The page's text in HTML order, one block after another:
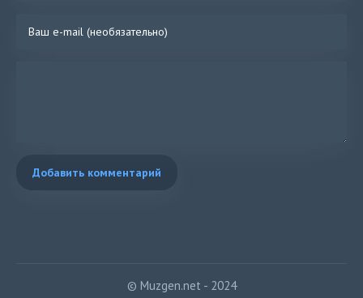
Добавить комментарий
© Muzgen.net - 2024